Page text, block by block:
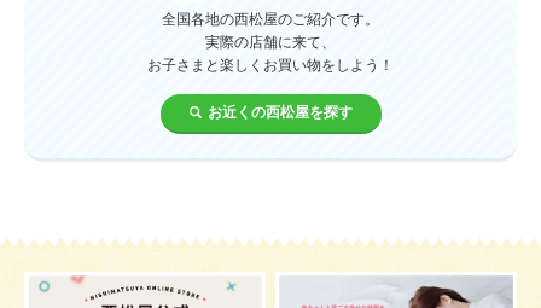
おむつ 出産準備
遊ぶ 夏 イヤイヤ期
あせも 汗 エアコン
適切温度 帽子 授乳 チャイルドシート
ベビー服 小学生 家族写真 産休 お昼寝
全国各地の西松屋のご紹介です。
実際の店舗に来て、
お子さまと楽しくお買い物をしよう！
お近くの西松屋を探す